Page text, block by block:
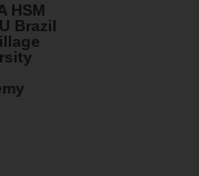
HSM
Brazil